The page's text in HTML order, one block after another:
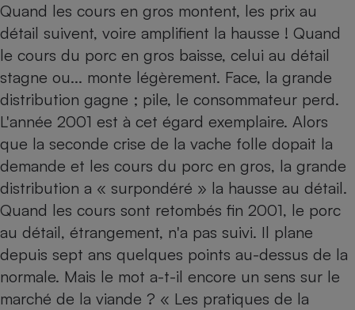
Quand les cours en gros montent, les prix au
détail suivent, voire amplifient la hausse ! Quand
le cours du porc en gros baisse, celui au détail
stagne ou... monte légèrement. Face, la grande
distribution gagne ; pile, le consommateur perd.
L'année 2001 est à cet égard exemplaire. Alors
que la seconde crise de la vache folle dopait la
demande et les cours du porc en gros, la grande
distribution a « surpondéré » la hausse au détail.
Quand les cours sont retombés fin 2001, le porc
au détail, étrangement, n'a pas suivi. Il plane
depuis sept ans quelques points au-dessus de la
normale. Mais le mot a-t-il encore un sens sur le
marché de la viande ? « Les pratiques de la